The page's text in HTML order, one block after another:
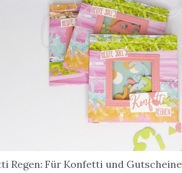
Regen: Für Konfetti und Gutscheine